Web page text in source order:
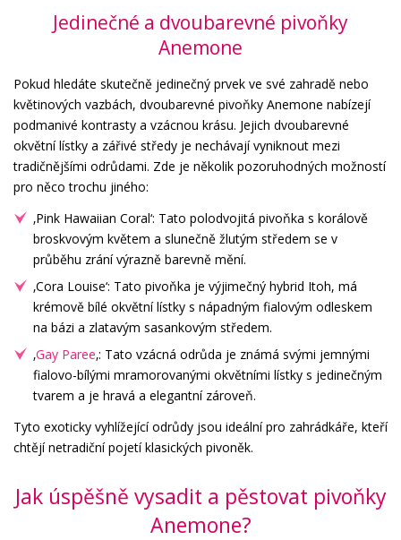
Jedinečné a dvoubarevné pivoňky
Anemone
Pokud hledáte skutečně jedinečný prvek ve své zahradě nebo
květinových vazbách, dvoubarevné pivoňky Anemone nabízejí
podmanivé kontrasty a vzácnou krásu. Jejich dvoubarevné
okvětní lístky a zářivé středy je nechávají vyniknout mezi
tradičnějšími odrůdami. Zde je několik pozoruhodných možností
pro něco trochu jiného:
‚Pink Hawaiian Coral‘: Tato polodvojitá pivoňka s korálově
broskvovým květem a slunečně žlutým středem se v
průběhu zrání výrazně barevně mění.
‚Cora Louise‘: Tato pivoňka je výjimečný hybrid Itoh, má
krémově bílé okvětní lístky s nápadným fialovým odleskem
na bázi a zlatavým sasankovým středem.
‚Gay Paree‚: Tato vzácná odrůda je známá svými jemnými
fialovo-bílými mramorovanými okvětními lístky s jedinečným
tvarem a je hravá a elegantní zároveň.
Tyto exoticky vyhlížející odrůdy jsou ideální pro zahrádkáře, kteří
chtějí netradiční pojetí klasických pivoněk.
Jak úspěšně vysadit a pěstovat pivoňky
Anemone?